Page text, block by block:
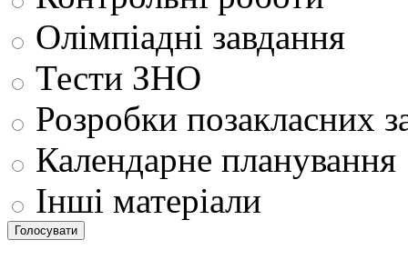
Олімпіадні завдання
Тести ЗНО
Розробки позакласних
Календарне планування
Інші матеріали